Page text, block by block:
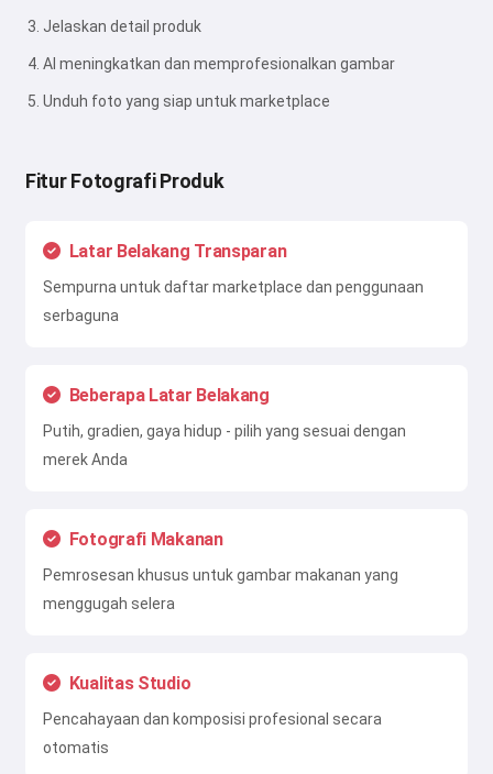
Jelaskan detail produk
AI meningkatkan dan memprofesionalkan gambar
Unduh foto yang siap untuk marketplace
Fitur Fotografi Produk
Latar Belakang Transparan
Sempurna untuk daftar marketplace dan penggunaan
serbaguna
Beberapa Latar Belakang
Putih, gradien, gaya hidup - pilih yang sesuai dengan
merek Anda
Fotografi Makanan
Pemrosesan khusus untuk gambar makanan yang
menggugah selera
Kualitas Studio
Pencahayaan dan komposisi profesional secara
otomatis